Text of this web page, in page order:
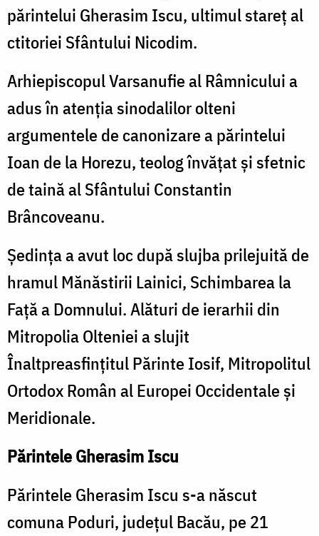
părintelui Gherasim Iscu, ultimul stareţ al
ctitoriei Sfântului Nicodim.
Arhiepiscopul Varsanufie al Râmnicului a
adus în atenția sinodalilor olteni
argumentele de canonizare a părintelui
Ioan de la Horezu, teolog învățat şi sfetnic
de taină al Sfântului Constantin
Brâncoveanu.
Ședința a avut loc după slujba prilejuită de
hramul Mănăstirii Lainici, Schimbarea la
Față a Domnului. Alături de ierarhii din
Mitropolia Olteniei a slujit
Înaltpreasfinţitul Părinte Iosif, Mitropolitul
Ortodox Român al Europei Occidentale şi
Meridionale.
Părintele Gherasim Iscu
Părintele Gherasim Iscu s-a născut
comuna Poduri, județul Bacău, pe 21